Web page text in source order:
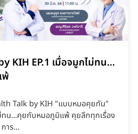
KIH EP.1 เมื่อจมูกไม่ทน…
พ้
Talk by KIH "แบบหมอคุยกัน"
ทน...คุยกับหมอภูมิแพ้ คุยลึกทุกเรื่อง
าร...